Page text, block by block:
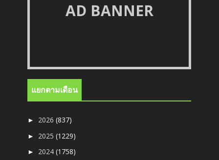
AD BANNER
แยกตามเดือน
► 2026(837)
► 2025(1229)
► 2024(1758)